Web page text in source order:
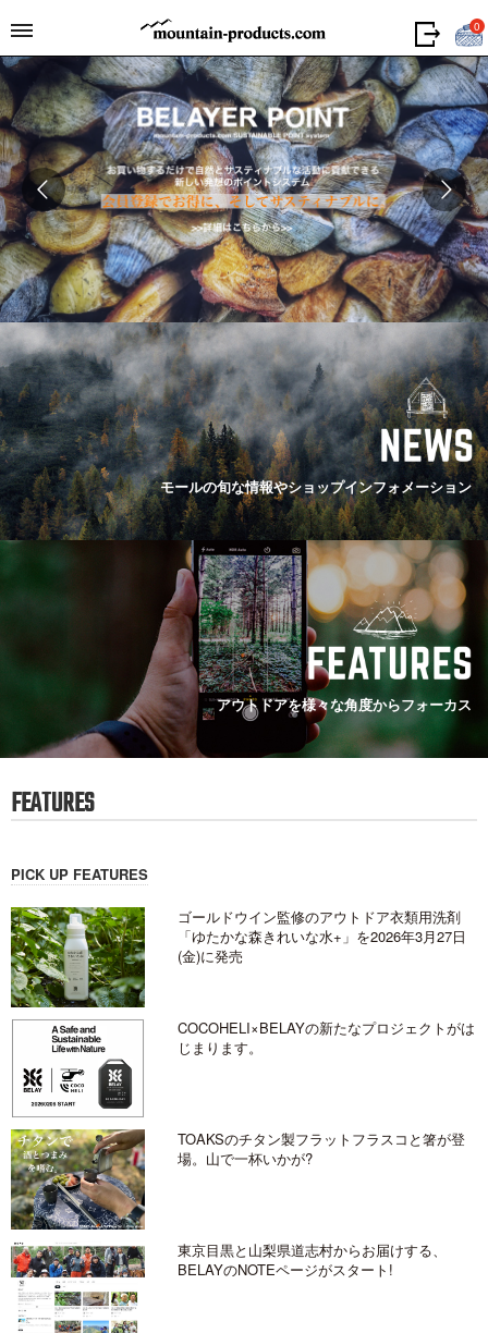
0
モールの旬な情報やショップインフォメーション
アウトドアを様々な角度からフォーカス
FEATURES
PICK UP FEATURES
ゴールドウイン監修のアウトドア衣類用洗剤
「ゆたかな森きれいな水+」を2026年3月27日
(金)に発売
COCOHELI×BELAYの新たなプロジェクトがは
じまります。
TOAKSのチタン製フラットフラスコと箸が登
場。山で一杯いかが?
東京目黒と山梨県道志村からお届けする、
BELAYのNOTEページがスタート!